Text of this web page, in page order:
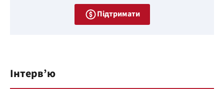
Підтримати
Інтерв’ю